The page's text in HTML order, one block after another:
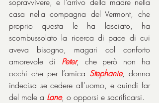
casa nella compagna del Vermont, che
proprio questa le ha lasciato, ha
scombussolato la ricerca di pace di cui
aveva bisogno, magari col conforto
amorevole di Peter, che però non ha
occhi che per l’amica Stephanie, donna
indecisa se cedere all’uomo, e quindi far
del male a Lane, o opporsi e sacrificarsi.